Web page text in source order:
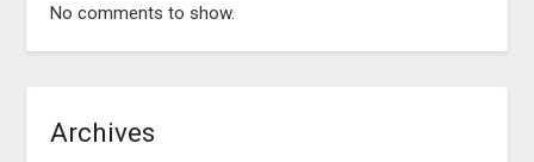
No comments to show.
Archives